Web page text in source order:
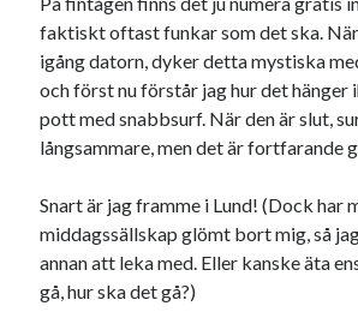
faktiskt oftast funkar som det ska.
igång datorn, dyker detta mystiska
och först nu förstår jag hur det hänger
pott med snabbsurf. När den är slut,
långsammare, men det är fortfarande
Snart är jag framme i Lund! (Dock har
middagssällskap glömt bort mig, så
annan att leka med. Eller kanske äta
gå, hur ska det gå?)